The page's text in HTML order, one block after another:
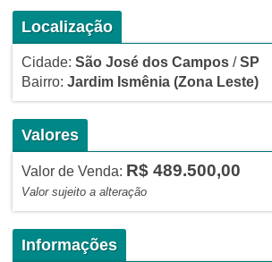
Localização
Cidade: São José dos Campos/SP
Bairro: Jardim Ismênia (Zona Leste)
Valores
Valor de Venda: R$ 489.500,00
Valor sujeito a alteração
Informações